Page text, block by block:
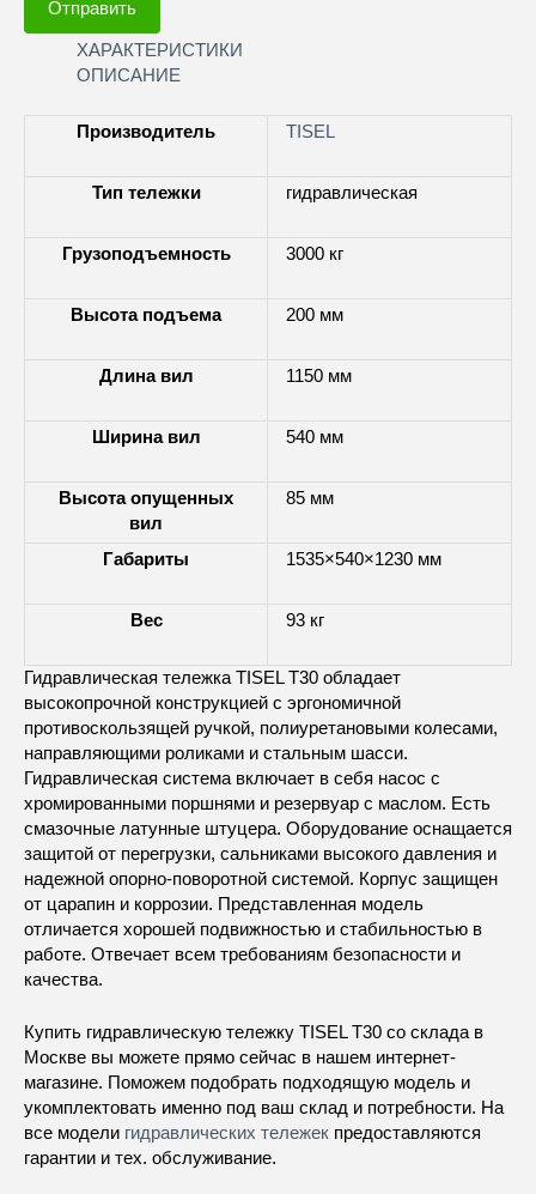
Отправить
ХАРАКТЕРИСТИКИ
ОПИСАНИЕ
Производитель TISEL
Тип тележки гидравлическая
Грузоподъемность 3000 кг
Высота подъема 200 мм
Длина вил 1150 мм
Ширина вил 540 мм
Высота опущенных
вил
85 мм
Габариты 1535×540×1230 мм
Вес 93 кг
Гидравлическая тележка TISEL T30 обладает
высокопрочной конструкцией с эргономичной
противоскользящей ручкой, полиуретановыми колесами,
направляющими роликами и стальным шасси.
Гидравлическая система включает в себя насос с
хромированными поршнями и резервуар с маслом. Есть
смазочные латунные штуцера. Оборудование оснащается
защитой от перегрузки, сальниками высокого давления и
надежной опорно-поворотной системой. Корпус защищен
от царапин и коррозии. Представленная модель
отличается хорошей подвижностью и стабильностью в
работе. Отвечает всем требованиям безопасности и
качества.
Купить гидравлическую тележку TISEL T30 со склада в
Москве вы можете прямо сейчас в нашем интернет-
магазине. Поможем подобрать подходящую модель и
укомплектовать именно под ваш склад и потребности. На
все модели гидравлических тележек предоставляются
гарантии и тех. обслуживание.